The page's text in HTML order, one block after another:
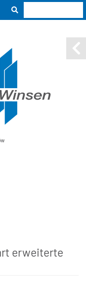
erweiterte